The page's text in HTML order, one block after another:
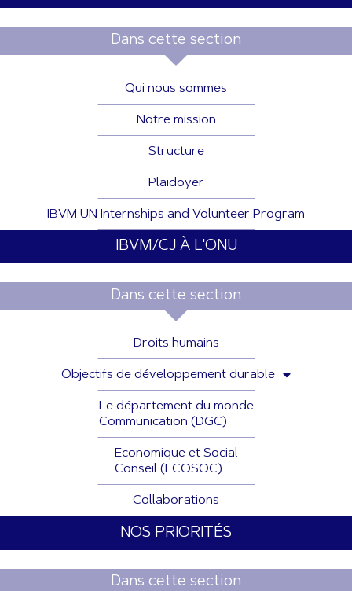
Dans cette section
Qui nous sommes
Notre mission
Structure
Plaidoyer
IBVM UN Internships and Volunteer Program
IBVM/CJ À L'ONU
Dans cette section
Droits humains
Objectifs de développement durable
Le département du monde
Communication (DGC)
Economique et Social
Conseil (ECOSOC)
Collaborations
NOS PRIORITÉS
Dans cette section